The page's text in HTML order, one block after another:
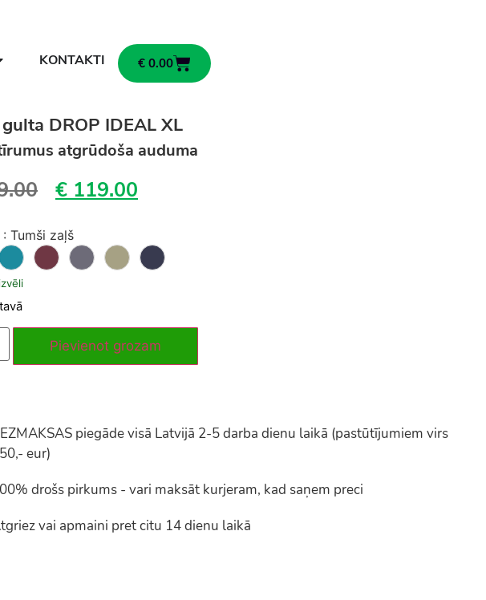
KONTAKTI € 0.00
DROP IDEAL XL
atgrūdoša auduma
€ 119.00
: Tumši zaļš
Pievienot grozam
piegāde visā Latvijā 2-5 darba dienu laikā (pastūtījumiem virs
eur)
drošs pirkums - vari maksāt kurjeram, kad saņem preci
vai apmaini pret citu 14 dienu laikā